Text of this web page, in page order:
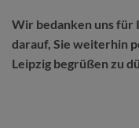
Wir bedanken uns für
darauf, Sie weiterhin
Leipzig begrüßen zu